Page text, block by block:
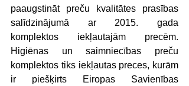
paaugstināt preču kvalitātes prasības
salīdzinājumā ar 2015. gada
komplektos iekļautajām precēm.
Higiēnas un saimniecības preču
komplektos tiks iekļautas preces, kurām
ir piešķirts Eiropas Savienības